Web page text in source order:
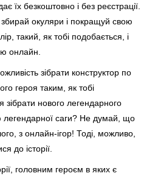
їх безкоштовно і без реєстрації.
окуляри і покращуй свою
такий, як тобі подобається, і
онлайн.
зібрати конструктор по
героя таким, як тобі
зібрати нового легендарного
саги? Не думай, що
з онлайн-ігор! Тоді, можливо,
до історії.
головним героєм в яких є